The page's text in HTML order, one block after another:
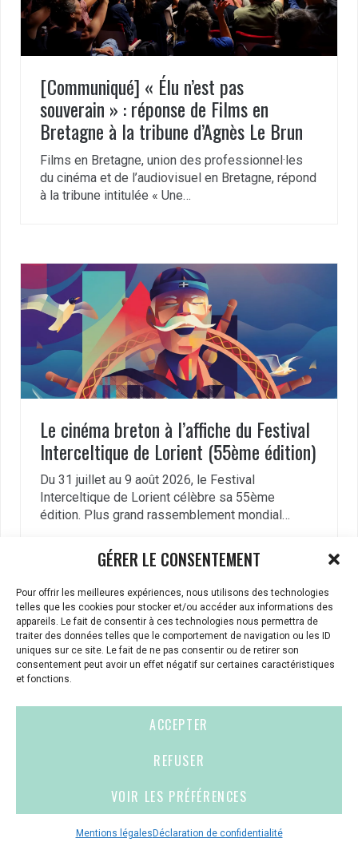
GÉRER LE CONSENTEMENT
Pour offrir les meilleures expériences, nous utilisons des technologies
telles que les cookies pour stocker et/ou accéder aux informations des
appareils. Le fait de consentir à ces technologies nous permettra de
traiter des données telles que le comportement de navigation ou les ID
uniques sur ce site. Le fait de ne pas consentir ou de retirer son
consentement peut avoir un effet négatif sur certaines caractéristiques
et fonctions.
ACCEPTER
REFUSER
VOIR LES PRÉFÉRENCES
Mentions légales Déclaration de confidentialité
[Communiqué] « Élu n’est pas
souverain » : réponse de Films en
Bretagne à la tribune d’Agnès Le Brun
Films en Bretagne, union des professionnel·les
du cinéma et de l’audiovisuel en Bretagne, répond
à la tribune intitulée « Une…
Le cinéma breton à l’affiche du Festival
Interceltique de Lorient (55ème édition)
Du 31 juillet au 9 août 2026, le Festival
Interceltique de Lorient célèbre sa 55ème
édition. Plus grand rassemblement mondial…
Vous avez été témoin ou vous êtes victime de VSS ? Ou
vous êtes référent·es harcèlement en besoin de soutien
ou d’informations ?